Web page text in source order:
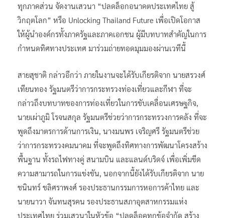
ทุกภาคส่วน จัดงานเสวนา “ปลดล็อกอนาคตประเทศไทย สู้
วิกฤตโลก” หรือ Unlocking Thailand Future เพื่อเปิดโอกาส
ให้ผู้นำองค์กรทั้งภาครัฐและภาคเอกชน ผู้มีบทบาทสำคัญในการ
กำหนดทิศทางประเทศ มาร่วมถ่ายทอดมุมมองผ่านเวทีนี้
สายสุชาติ กล่าวอีกว่า ภายในงานจะได้รับเกียรติจาก นายสรวงศ์
เทียนทอง รัฐมนตรีว่าการกระทรวงท่องเที่ยวและกีฬา ที่จะ
กล่าวถึงบทบาทของการท่องเที่ยวในการขับเคลื่อนเศรษฐกิจ,
นายเผ่าภูมิ โรจนสกุล รัฐมนตรีช่วยว่าการกระทรวงการคลัง ที่จะ
พูดถึงมาตรการด้านการเงิน, นางมนพร เจริญศรี รัฐมนตรีช่วย
ว่าการกระทรวงคมนาคม ที่จะพูดถึงทิศทางการพัฒนาโครงสร้าง
พื้นฐาน ทั้งรถไฟทางคู่ สนามบิน และแลนด์บริดจ์ เพื่อเพิ่มขีด
ความสามารถในการแข่งขัน, นอกจากนี้ยังได้รับเกียรติจาก นาย
ชนินทร์ ชลิศราพงศ์ รองประธานกรรมการหอการค้าไทย และ
นายนาวา จันทนสุรคน รองประธานสภาอุตสาหกรรมแห่ง
ประเทศไทย ร่วมเสวนาในหัวข้อ “ปลดล็อคทุกข้อจำกัด สร้าง